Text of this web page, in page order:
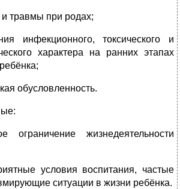
травмы при родах;
инфекционного, токсического и
характера на ранних этапах
обусловленность.
ограничение жизнедеятельности
условия воспитания, частые
ситуации в жизни ребёнка.